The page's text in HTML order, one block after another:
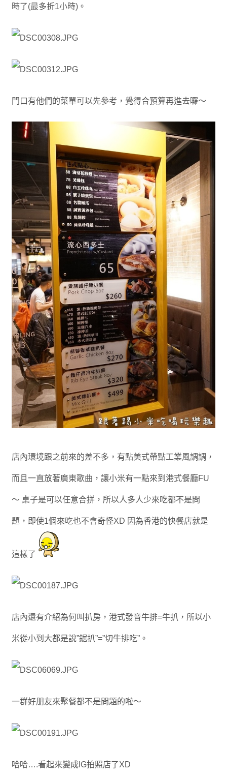
時了(最多折1小時)。
門口有他們的菜單可以先參考，覺得合預算再進去囉～
店內環境跟之前來的差不多，有點美式帶點工業風調調，
而且一直放著廣東歌曲，讓小米有一點來到港式餐廳FU
～ 桌子是可以任意合拼，所以人多人少來吃都不是問
題，即使1個來吃也不會奇怪XD 因為香港的快餐店就是
這樣了
店內還有介紹為何叫扒房，港式發音牛排=牛扒，所以小
米從小到大都是說”鋸扒”=”切牛排吃”。
一群好朋友來聚餐都不是問題的啦～
哈哈….看起來變成IG拍照店了XD